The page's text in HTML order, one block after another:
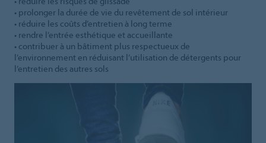
• prolonger la durée de vie du revêtement de sol intérieur
• réduire les coûts d’entretien à long terme
• rendre l’entrée esthétique et accueillante
• contribuer à un bâtiment plus respectueux de
l’environnement en réduisant l’utilisation de détergents pour
l’entretien des autres sols